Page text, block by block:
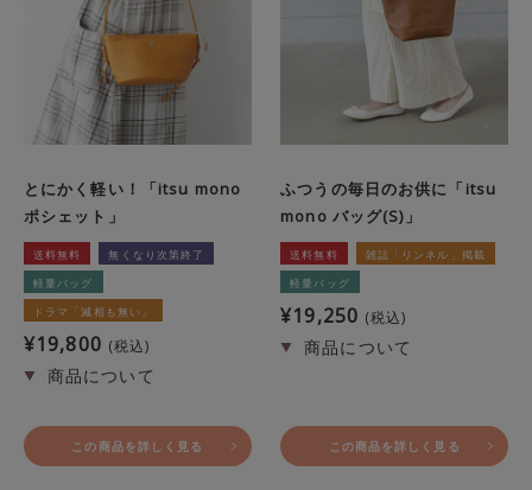
とにかく軽い！「itsu mono
ポシェット」
送料無料
無くなり次第終了
軽量バッグ
ドラマ「滅相も無い」
¥19,800 税込
この商品を詳しく見る
ふつうの毎日のお供に「itsu
mono バッグ(S)」
送料無料
雑誌「リンネル」掲載
軽量バッグ
¥19,250 税込
この商品を詳しく見る